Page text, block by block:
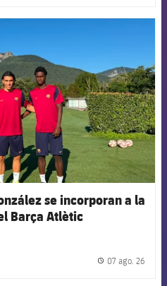
se incorporan a la
Barça Atlètic
07 ago. 26